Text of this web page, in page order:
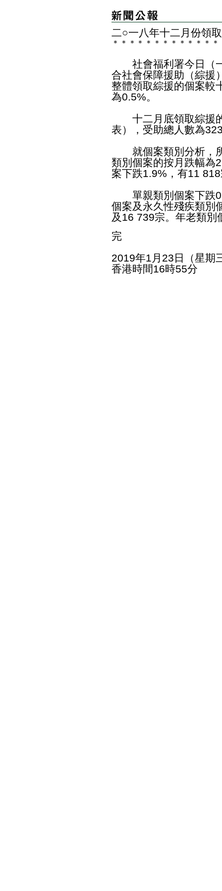
二○一八年十二月份領
＊ ＊ ＊ ＊ ＊ ＊ ＊ ＊ ＊ ＊ ＊ ＊ ＊
社會福利署今日（一
合社會保障援助（綜援
整體領取綜援的個案較
為0.5%。
十二月底領取綜援的
表），受助總人數為
就個案類別分析，所
類別個案的按月跌幅為
案下跌1.9%，有11
單親類別個案下跌
個案及永久性殘疾類別
及16 739宗。年老類
完
2019年1月23日（星期
香港時間16時55分